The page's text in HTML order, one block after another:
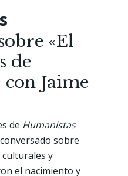
«El
de
Jaime
de Humanistas
sobre
culturales y
el nacimiento y